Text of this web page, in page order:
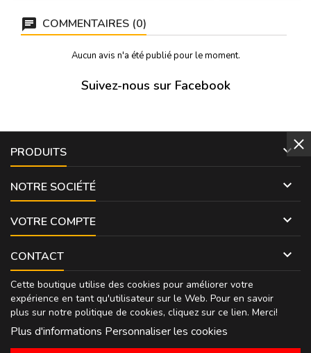
COMMENTAIRES (0)
Aucun avis n'a été publié pour le moment.
Suivez-nous sur Facebook
PRODUITS 
NOTRE SOCIÉTÉ 
VOTRE COMPTE 
CONTACT 
Cette boutique utilise des cookies pour améliorer votre
expérience en tant qu'utilisateur sur le Web. Pour en savoir
plus sur notre politique de cookies, cliquez sur ce lien. Merci!
Plus d'informations Personnaliser les cookies